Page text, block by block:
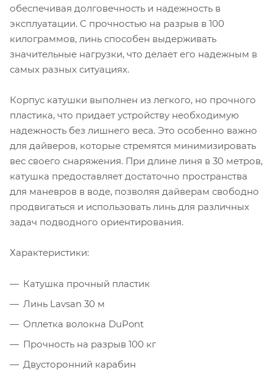
обеспечивая долговечность и надежность в
эксплуатации. С прочностью на разрыв в 100
килограммов, линь способен выдерживать
значительные нагрузки, что делает его надежным в
самых разных ситуациях.
Корпус катушки выполнен из легкого, но прочного
пластика, что придает устройству необходимую
надежность без лишнего веса. Это особенно важно
для дайверов, которые стремятся минимизировать
вес своего снаряжения. При длине линя в 30 метров,
катушка предоставляет достаточно пространства
для маневров в воде, позволяя дайверам свободно
продвигаться и использовать линь для различных
задач подводного ориентирования.
Характеристики:
Катушка прочный пластик
Линь Lavsan 30 м
Оплетка волокна DuPont
Прочность на разрыв 100 кг
Двусторонний карабин